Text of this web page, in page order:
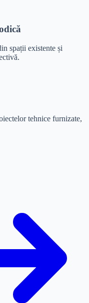
spații existente și
tehnice furnizate,